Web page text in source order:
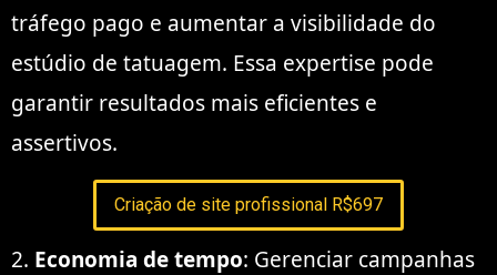
tráfego pago e aumentar a visibilidade do
estúdio de tatuagem. Essa expertise pode
garantir resultados mais eficientes e
assertivos.
Criação de site profissional R$697
2. Economia de tempo: Gerenciar campanhas